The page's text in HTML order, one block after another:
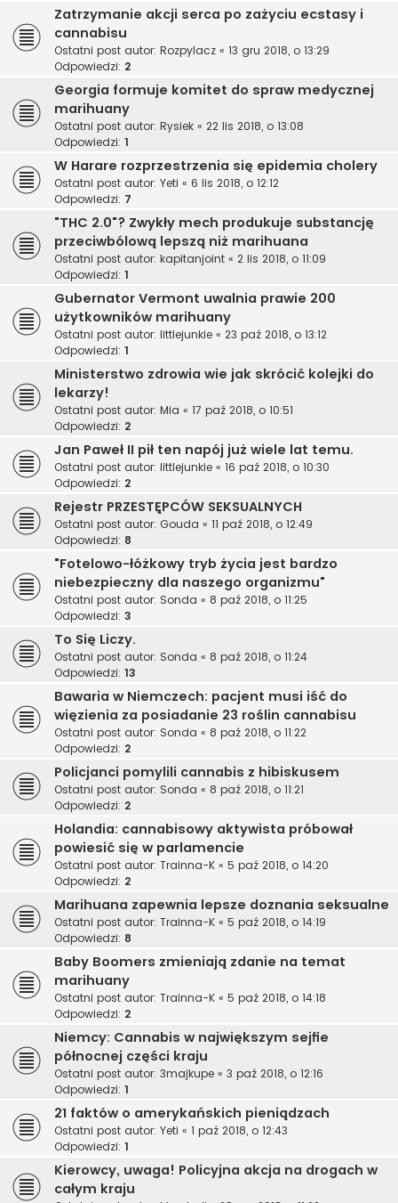
Zatrzymanie akcji serca po zażyciu ecstasy i
cannabisu
Ostatni post autor: Rozpylacz « 13 gru 2018, o 13:29
Odpowiedzi: 2
Georgia formuje komitet do spraw medycznej
marihuany
Ostatni post autor: Rysiek « 22 lis 2018, o 13:08
Odpowiedzi: 1
W Harare rozprzestrzenia się epidemia cholery
Ostatni post autor: Yeti « 6 lis 2018, o 12:12
Odpowiedzi: 7
"THC 2.0"? Zwykły mech produkuje substancję
przeciwbólową lepszą niż marihuana
Ostatni post autor: kapitanjoint « 2 lis 2018, o 11:09
Odpowiedzi: 1
Gubernator Vermont uwalnia prawie 200
użytkowników marihuany
Ostatni post autor: littlejunkie « 23 paź 2018, o 13:12
Odpowiedzi: 1
Ministerstwo zdrowia wie jak skrócić kolejki do
lekarzy!
Ostatni post autor: Mia « 17 paź 2018, o 10:51
Odpowiedzi: 2
Jan Paweł II pił ten napój już wiele lat temu.
Ostatni post autor: littlejunkie « 16 paź 2018, o 10:30
Odpowiedzi: 2
Rejestr PRZESTĘPCÓW SEKSUALNYCH
Ostatni post autor: Gouda « 11 paź 2018, o 12:49
Odpowiedzi: 8
"Fotelowo-łóżkowy tryb życia jest bardzo
niebezpieczny dla naszego organizmu"
Ostatni post autor: Sonda « 8 paź 2018, o 11:25
Odpowiedzi: 3
To Się Liczy.
Ostatni post autor: Sonda « 8 paź 2018, o 11:24
Odpowiedzi: 13
Bawaria w Niemczech: pacjent musi iść do
więzienia za posiadanie 23 roślin cannabisu
Ostatni post autor: Sonda « 8 paź 2018, o 11:22
Odpowiedzi: 2
Policjanci pomylili cannabis z hibiskusem
Ostatni post autor: Sonda « 8 paź 2018, o 11:21
Odpowiedzi: 2
Holandia: cannabisowy aktywista próbował
powiesić się w parlamencie
Ostatni post autor: Trainna-K « 5 paź 2018, o 14:20
Odpowiedzi: 2
Marihuana zapewnia lepsze doznania seksualne
Ostatni post autor: Trainna-K « 5 paź 2018, o 14:19
Odpowiedzi: 8
Baby Boomers zmieniają zdanie na temat
marihuany
Ostatni post autor: Trainna-K « 5 paź 2018, o 14:18
Odpowiedzi: 2
Niemcy: Cannabis w największym sejfie
północnej części kraju
Ostatni post autor: 3majkupe « 3 paź 2018, o 12:16
Odpowiedzi: 1
21 faktów o amerykańskich pieniądzach
Ostatni post autor: Yeti « 1 paź 2018, o 12:43
Odpowiedzi: 1
Kierowcy, uwaga! Policyjna akcja na drogach w
całym kraju